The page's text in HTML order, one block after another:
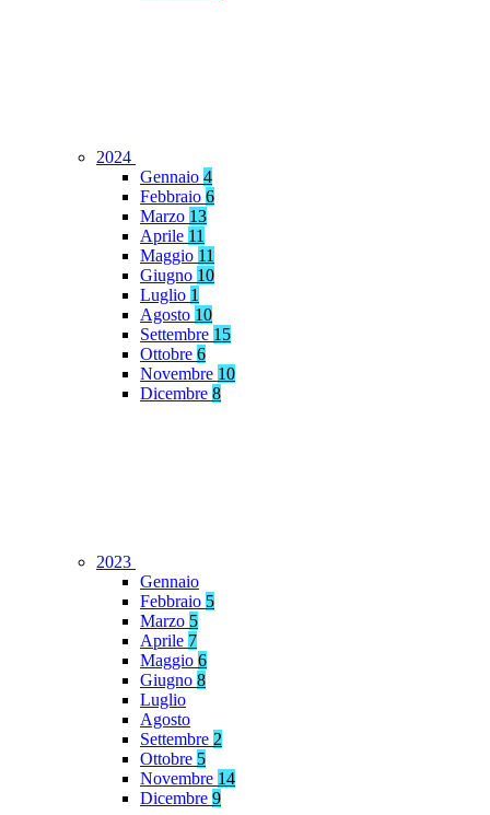
2024
Gennaio 4
Febbraio 6
Marzo 13
Aprile 11
Maggio 11
Giugno 10
Luglio 1
Agosto 10
Settembre 15
Ottobre 6
Novembre 10
Dicembre 8
2023
Gennaio
Febbraio 5
Marzo 5
Aprile 7
Maggio 6
Giugno 8
Luglio
Agosto
Settembre 2
Ottobre 5
Novembre 14
Dicembre 9